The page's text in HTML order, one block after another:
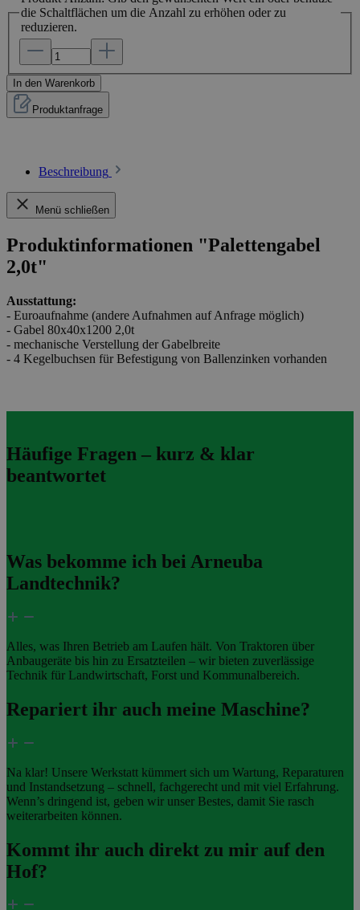
die Schaltflächen um die Anzahl zu erhöhen oder zu
reduzieren.
In den Warenkorb
Produktanfrage
Beschreibung
Menü schließen
Produktinformationen "Palettengabel
2,0t"
Ausstattung:
- Euroaufnahme (andere Aufnahmen auf Anfrage möglich)
- Gabel 80x40x1200 2,0t
- mechanische Verstellung der Gabelbreite
- 4 Kegelbuchsen für Befestigung von Ballenzinken vorhanden
Häufige Fragen – kurz & klar
beantwortet
Was bekomme ich bei Arneuba
Landtechnik?
Alles, was Ihren Betrieb am Laufen hält. Von Traktoren über
Anbaugeräte bis hin zu Ersatzteilen – wir bieten zuverlässige
Technik für Landwirtschaft, Forst und Kommunalbereich.
Repariert ihr auch meine Maschine?
Na klar! Unsere Werkstatt kümmert sich um Wartung, Reparaturen
und Instandsetzung – schnell, fachgerecht und mit viel Erfahrung.
Wenn’s dringend ist, geben wir unser Bestes, damit Sie rasch
weiterarbeiten können.
Kommt ihr auch direkt zu mir auf den
Hof?